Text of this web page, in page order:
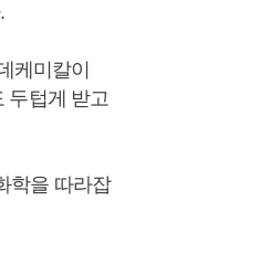
케미칼이
두텁게 받고
학을 따라잡